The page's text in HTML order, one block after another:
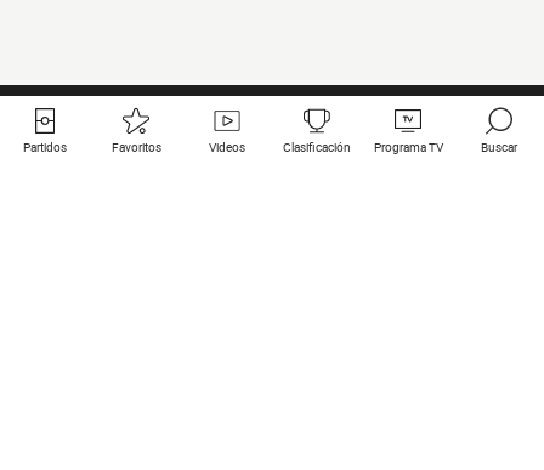
Partidos Favoritos Videos Clasificación Programa TV Buscar